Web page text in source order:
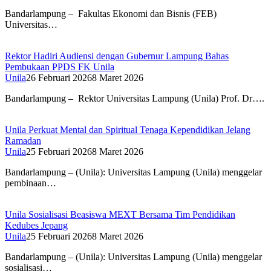
Bandarlampung – Fakultas Ekonomi dan Bisnis (FEB)
Universitas…
Rektor Hadiri Audiensi dengan Gubernur Lampung Bahas
Pembukaan PPDS FK Unila
Unila26 Februari 20268 Maret 2026
Bandarlampung – Rektor Universitas Lampung (Unila) Prof. Dr….
Unila Perkuat Mental dan Spiritual Tenaga Kependidikan Jelang
Ramadan
Unila25 Februari 20268 Maret 2026
Bandarlampung – (Unila): Universitas Lampung (Unila) menggelar
pembinaan…
Unila Sosialisasi Beasiswa MEXT Bersama Tim Pendidikan
Kedubes Jepang
Unila25 Februari 20268 Maret 2026
Bandarlampung – (Unila): Universitas Lampung (Unila) menggelar
sosialisasi…